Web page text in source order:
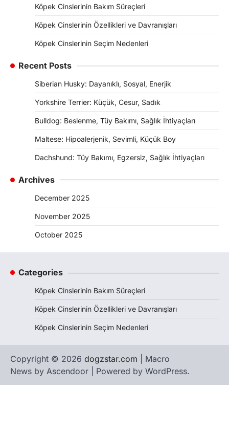
Köpek Cinslerinin Bakım Süreçleri
Köpek Cinslerinin Özellikleri ve Davranışları
Köpek Cinslerinin Seçim Nedenleri
Recent Posts
Siberian Husky: Dayanıklı, Sosyal, Enerjik
Yorkshire Terrier: Küçük, Cesur, Sadık
Bulldog: Beslenme, Tüy Bakımı, Sağlık İhtiyaçları
Maltese: Hipoalerjenik, Sevimli, Küçük Boy
Dachshund: Tüy Bakımı, Egzersiz, Sağlık İhtiyaçları
Archives
December 2025
November 2025
October 2025
Categories
Köpek Cinslerinin Bakım Süreçleri
Köpek Cinslerinin Özellikleri ve Davranışları
Köpek Cinslerinin Seçim Nedenleri
Copyright © 2026 dogzstar.com | Macro
News by Ascendoor | Powered by WordPress.